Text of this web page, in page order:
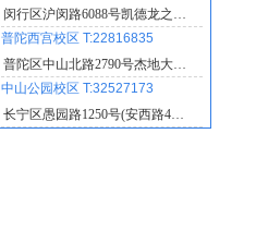
闵行区沪闵路6088号凯德龙之…
普陀西宫校区 T:22816835
普陀区中山北路2790号杰地大…
中山公园校区 T:32527173
长宁区愚园路1250号(安西路4…